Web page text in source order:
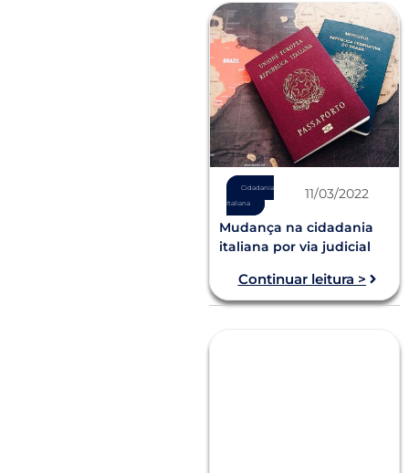
Cidadania
Italiana
11/03/2022
Mudança na cidadania
italiana por via judicial
Continuar leitura >